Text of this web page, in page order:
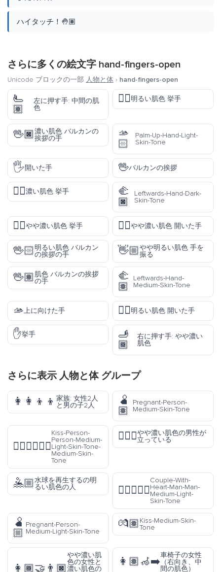
ハイタッチ！🤚🏽
さらに多くの絵文字 hand-fingers-open
Unicode ブロックの一部 人物と体 › hand-fingers-open
🫷
🏽
左に押す手: 中間の肌
色
✋🏻明るい肌色 挙手
🖖🏿濃い肌色 バルカンの
挨拶の手
🫴
🏻
Palm-Up-Hand-Light-
Skin-Tone
🖐️開いた手 🖖バルカンの挨拶
✋🏿濃い肌色 挙手
🫲
🏿
Leftwards-Hand-Dark-
Skin-Tone
✋🏾やや濃い肌色 挙手 🖐🏾やや濃い肌色 開いた手
🖖🏻明るい肌色 バルカン
の挨拶の手
👋🏼やや明るい肌色 手を
振る
🖖🏽肌色 バルカンの挨拶
の手
🫲
🏽
Leftwards-Hand-
Medium-Skin-Tone
🫴上に向けた手 🖐🏻明るい肌色 開いた手
✋挙手
🫸
🏾
右に押す手: やや濃い
肌色
さらに表示 人物と体グループ
👩‍👩‍👦‍👦 家族: 女性2人
と男の子2人
🫄
🏽
Pregnant-Person-
Medium-Skin-Tone
🧑🏼‍❤️‍💋‍🧑🏽
Kiss-Person-
Person-Medium-
Light-Skin-Tone-
Medium-Skin-
Tone
🧍🏾‍♂️やや濃い肌色の男性が
立っている
🤽🏼水球を再生するの明
るい肌色の人
👨🏼‍❤️‍👨🏼
Couple-With-
Heart-Man-Man-
Medium-Light-
Skin-Tone
🫄
🏼
Pregnant-Person-
Medium-Light-Skin-Tone
💏🏽Kiss-Medium-Skin-
Tone
👩🏾‍🤝‍👨🏿
やや濃い肌
色の女性と
濃い肌色の
👩🏽‍🦽‍➡️
車椅子の女性
（右向き、中
間の肌色）